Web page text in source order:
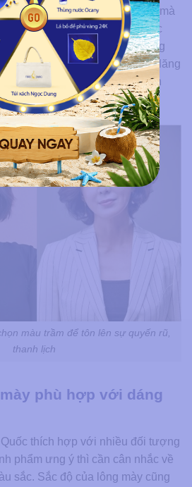
tuổi và phong cách thời trang mà
cô gái dưới 30 thì nên chọn các
nhàng hơn để không làm tổng
quý bà, để tránh trở nên lố lăng
quý, sang trọng thì nên chọn
tế hơn.
màu trầm để tôn lên sự quyến rũ,
thanh lịch
phù hợp với dáng
thích hợp với nhiều đối tượng
phẩm ưng ý thì cần cân nhắc về
sắc. Sắc độ của lông mày cũng